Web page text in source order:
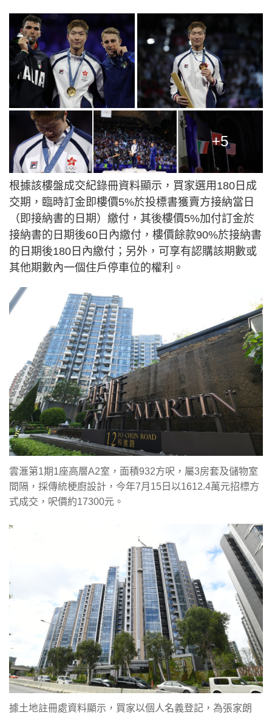
+5
根據該樓盤成交紀錄冊資料顯示，買家選用180日成
交期，臨時訂金即樓價5%於投標書獲賣方接納當日
（即接納書的日期）繳付，其後樓價5%加付訂金於
接納書的日期後60日內繳付，樓價餘款90%於接納書
的日期後180日內繳付；另外，可享有認購該期數或
其他期數內一個住戶停車位的權利。
雲滙第1期1座高層A2室，面積932方呎，屬3房套及儲物室
間隔，採傳統梗廚設計，今年7月15日以1612.4萬元招標方
式成交，呎價約17300元。
據土地註冊處資料顯示，買家以個人名義登記，為張家朗